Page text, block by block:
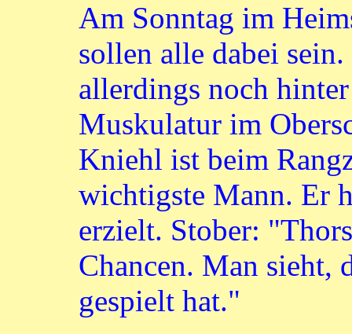
Am Sonntag im
sollen alle dabei
allerdings noch
Muskulatur im
Kniehl ist beim
wichtigste Mann. Er
erzielt. Stober:
Chancen. Man sieht,
gespielt hat."